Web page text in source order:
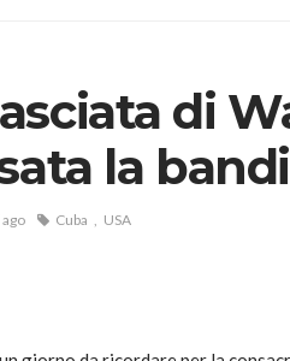
di
la
ago Cuba USA